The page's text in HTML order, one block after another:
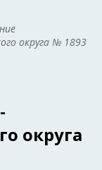
округа № 1893
округа